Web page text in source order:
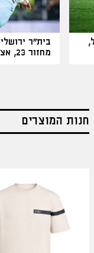
מחזור 23, אצטדיון טדי)
חנות המוצרים